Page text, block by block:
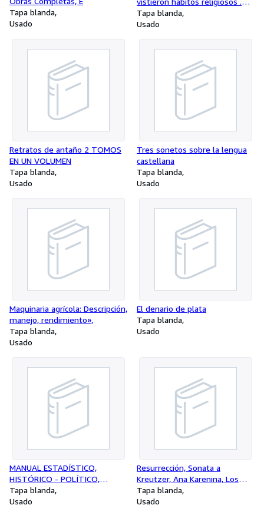
Tapa blanda
Usado
Asua y Campos, Miguel de
Tapa blanda
Usado
Retratos de antaño 2 TOMOS
EN UN VOLUMEN
Tapa blanda
Usado
Tres sonetos sobre la lengua
castellana
Tapa blanda
Usado
Maquinaria agrícola: Descripción,
manejo, rendimiento»,
Tapa blanda
Usado
El denario de plata
Tapa blanda
Usado
MANUAL ESTADÍSTICO,
HISTÓRICO - POLÍTICO,
GENEALÓGICO Y
ASTRONÓMICO
Tapa blanda
Usado
Resurrección, Sonata a
Kreutzer, Ana Karenina, Los
cosacos, Iván el Imbécil, La
borrasca
Tapa blanda
Usado